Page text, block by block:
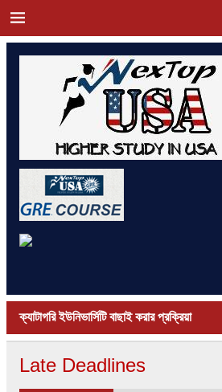
ক্যাটাগরিইউনিভার্সিটি বাছাই করার প্রক্রিয়া
Late Deadlines